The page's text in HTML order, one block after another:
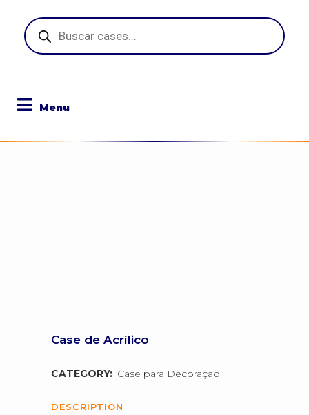
Pesquisar
produtos
Case de Acrílico
CATEGORY: Case para Decoração
DESCRIPTION